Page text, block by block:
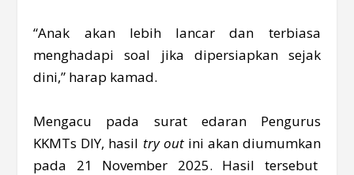
“Anak akan lebih lancar dan terbiasa
menghadapi soal jika dipersiapkan sejak
dini,” harap kamad.
Mengacu pada surat edaran Pengurus
KKMTs DIY, hasil try outini akan diumumkan
pada 21 November 2025. Hasil tersebut